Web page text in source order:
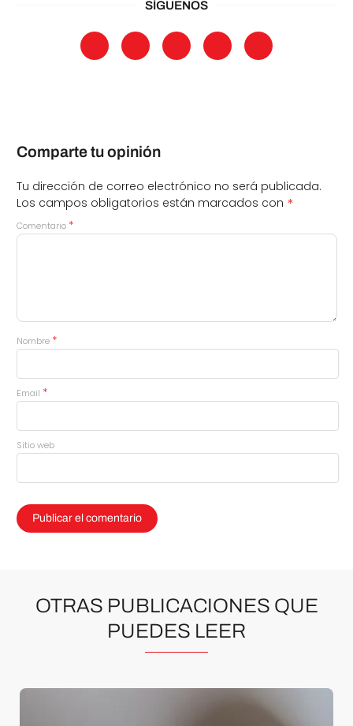
SÍGUENOS
Comparte tu opinión
Tu dirección de correo electrónico no será publicada.
Los campos obligatorios están marcados con *
Comentario *
Nombre *
Email *
Sitio web
OTRAS PUBLICACIONES QUE
PUEDES LEER